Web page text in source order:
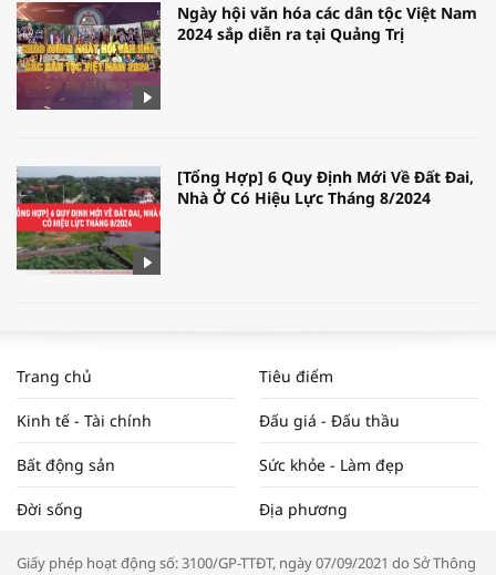
Ngày hội văn hóa các dân tộc Việt Nam
2024 sắp diễn ra tại Quảng Trị
[Tổng Hợp] 6 Quy Định Mới Về Đất Đai,
Nhà Ở Có Hiệu Lực Tháng 8/2024
NAM NĂM 2024 VÀ NĂM 2025 | NHỊP
ĐẬP THỊ TRƯỜNG #62
Tọa đàm “Xúc tiến thương mại: Khơi
Trang chủ Tiêu điểm
Kinh tế - Tài chính Đấu giá - Đấu thầu
Bất động sản Sức khỏe - Làm đẹp
Đời sống Địa phương
Giấy phép hoạt động số: 3100/GP-TTĐT, ngày 07/09/2021 do Sở Thông